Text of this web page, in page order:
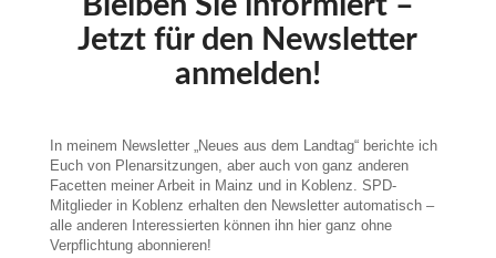
Bleiben Sie informiert –
Jetzt für den Newsletter
anmelden!
In meinem Newsletter „Neues aus dem Landtag“ berichte ich
Euch von Plenarsitzungen, aber auch von ganz anderen
Facetten meiner Arbeit in Mainz und in Koblenz. SPD-
Mitglieder in Koblenz erhalten den Newsletter automatisch –
alle anderen Interessierten können ihn hier ganz ohne
Verpflichtung abonnieren!